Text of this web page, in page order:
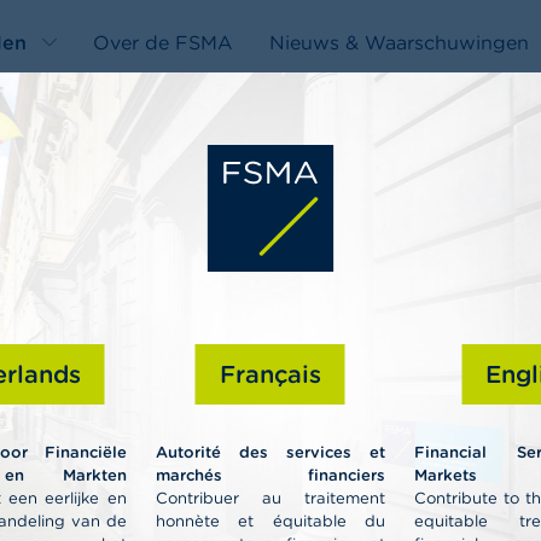
Financiële
Markten
een eerlijke en
van de
Français
Autorité des services et
marchés financiers
Contribuer au traitement
honnète et équitable du
Financial
Markets
Contribute to
equitable
Over de FSMA Nieuws & Waarschuwingen